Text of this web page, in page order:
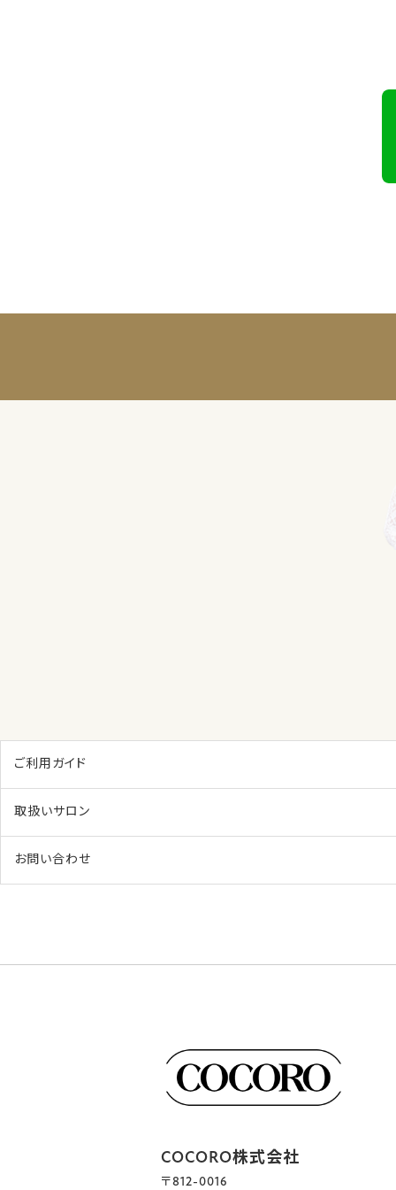
ご利用ガイド
取扱いサロン
お問い合わせ
COCORO株式会社
〒812-0016